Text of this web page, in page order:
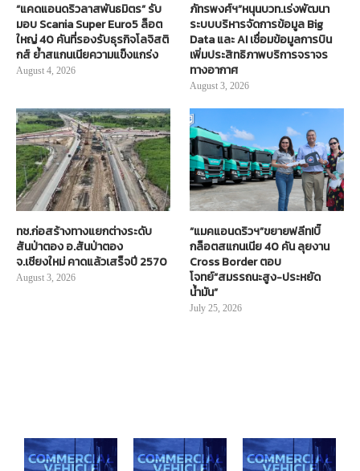
“แคดแอนดริวลาสพันธมิตร” รับ
มอบ Scania Super Euro5 ล็อต
ใหญ่ 40 คันที่รองรับธุรกิจโลจิสติ
กส์ ย้ำสแกนเนียความแข็งแกร่ง
August 4, 2026
ภัทรพงศ์ฯ”หนุนบวท.เร่งพัฒนา
ระบบบริหารจัดการข้อมูล Big
Data และ AI เชื่อมข้อมูลการบิน
เพิ่มประสิทธิภาพบริการจราจร
ทางอากาศ
August 3, 2026
ทช.ก่อสร้างทางแยกต่างระดับ
สันป่าตอง อ.สันป่าตอง
จ.เชียงใหม่ คาดแล้วเสร็จปี 2570
August 3, 2026
“แมคแอนดริวฯ”ขยายฟลีท!บิ๊
กล็อตสแกนเนีย 40 คัน ลุยงาน
Cross Border ตอบ
โจทย์“สมรรถนะสูง-ประหยัด
น้ำมัน”
July 25, 2026